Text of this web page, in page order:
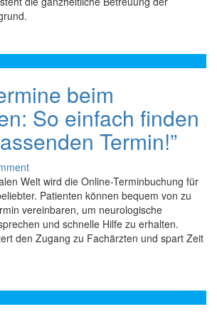
beim
So einfach finden
Termin!”
Welt wird die Online-Terminbuchung für
Patienten können bequem von zu
vereinbaren, um neurologische
und schnelle Hilfe zu erhalten.
den Zugang zu Fachärzten und spart Zeit